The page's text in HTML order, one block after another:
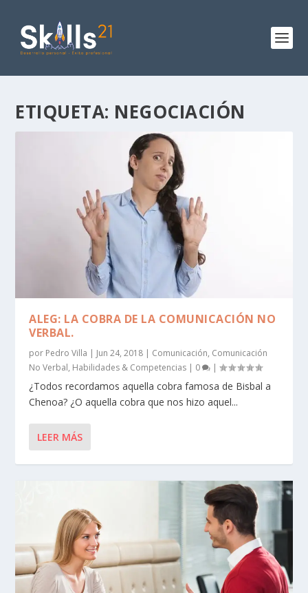
ETIQUETA: NEGOCIACIÓN
ALEG: LA COBRA DE LA COMUNICACIÓN NO
VERBAL.
por Pedro Villa | Jun 24, 2018 | Comunicación, Comunicación
No Verbal, Habilidades & Competencias | 0 |
¿Todos recordamos aquella cobra famosa de Bisbal a
Chenoa? ¿O aquella cobra que nos hizo aquel...
LEER MÁS